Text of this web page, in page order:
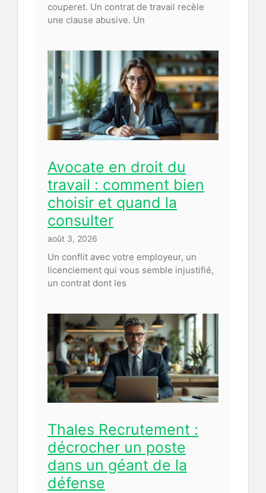
couperet. Un contrat de travail recèle
une clause abusive. Un
Avocate en droit du
travail : comment bien
choisir et quand la
consulter
août 3, 2026
Un conflit avec votre employeur, un
licenciement qui vous semble injustifié,
un contrat dont les
Thales Recrutement :
décrocher un poste
dans un géant de la
défense